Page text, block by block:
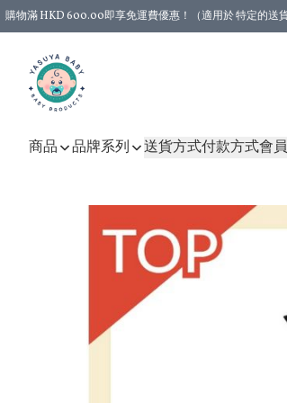
購物滿 HKD 600.00即享免運費優惠！（適用於 特定的送
商品 品牌系列 送貨方式付款方式會